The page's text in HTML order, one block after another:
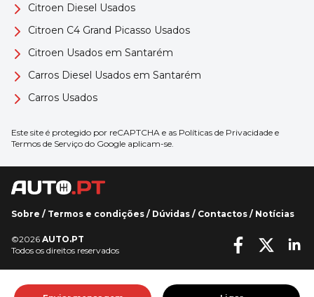
Citroen Diesel Usados
Citroen C4 Grand Picasso Usados
Citroen Usados em Santarém
Carros Diesel Usados em Santarém
Carros Usados
Este site é protegido por reCAPTCHA e as Políticas de Privacidade e
Termos de Serviço do Google aplicam-se.
Sobre / Termos e condições / Dúvidas / Contactos / Notícias
©2026 AUTO.PT
Todos os direitos reservados